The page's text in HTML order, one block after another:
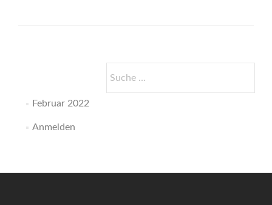
nach:
Februar 2022
Anmelden